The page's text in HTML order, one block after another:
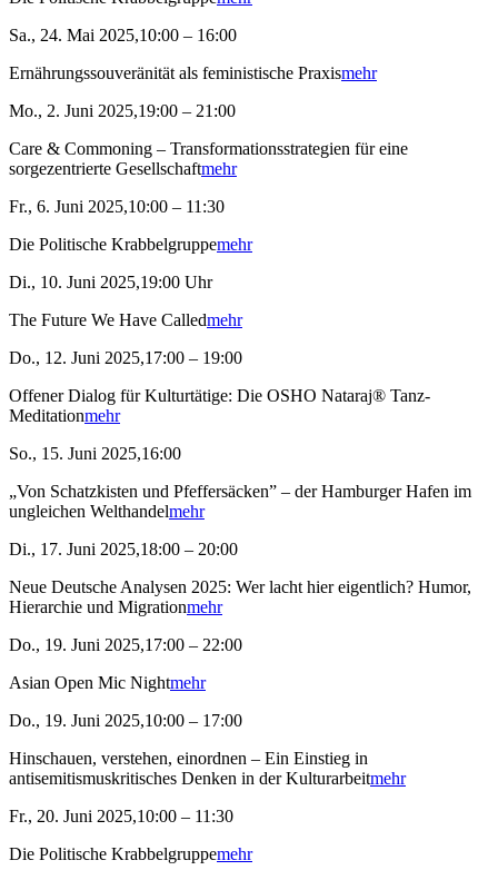
Sa., 24. Mai 2025,10:00 – 16:00
Ernährungssouveränität als feministische Praxismehr
Mo., 2. Juni 2025,19:00 – 21:00
Care & Commoning – Transformationsstrategien für eine
sorgezentrierte Gesellschaftmehr
Fr., 6. Juni 2025,10:00 – 11:30
Die Politische Krabbelgruppemehr
Di., 10. Juni 2025,19:00 Uhr
The Future We Have Calledmehr
Do., 12. Juni 2025,17:00 – 19:00
Offener Dialog für Kulturtätige: Die OSHO Nataraj® Tanz-
Meditationmehr
So., 15. Juni 2025,16:00
„Von Schatzkisten und Pfeffersäcken” – der Hamburger Hafen im
ungleichen Welthandelmehr
Di., 17. Juni 2025,18:00 – 20:00
Neue Deutsche Analysen 2025: Wer lacht hier eigentlich? Humor,
Hierarchie und Migrationmehr
Do., 19. Juni 2025,17:00 – 22:00
Asian Open Mic Nightmehr
Do., 19. Juni 2025,10:00 – 17:00
Hinschauen, verstehen, einordnen – Ein Einstieg in
antisemitismuskritisches Denken in der Kulturarbeitmehr
Fr., 20. Juni 2025,10:00 – 11:30
Die Politische Krabbelgruppemehr